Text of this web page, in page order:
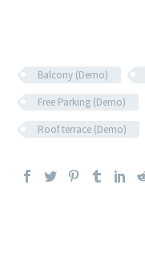
Balcony (Demo)
Free Parking (Demo)
Roof terrace (Demo)